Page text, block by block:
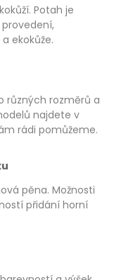
Potah je
ekokůže.
různých rozměrů a
najdete v
rádi pomůžeme.
pěna. Možnosti
přidání horní